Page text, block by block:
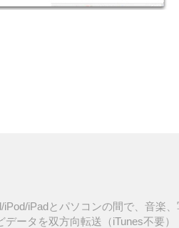
iPod/iPadとパソコンの間で、音楽、
ータを双方向転送（iTunes不要）